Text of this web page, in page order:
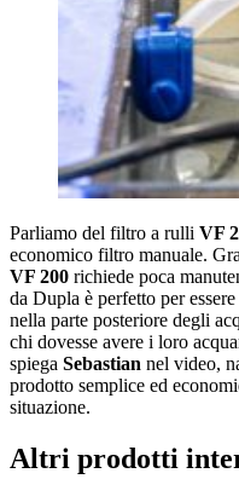
Parliamo del filtro a rulli VF
economico filtro manuale.
VF 200 richiede poca
da Dupla è perfetto per
nella parte posteriore degli
chi dovesse avere i loro
spiega Sebastian nel video,
prodotto semplice ed
situazione.
Altri prodotti